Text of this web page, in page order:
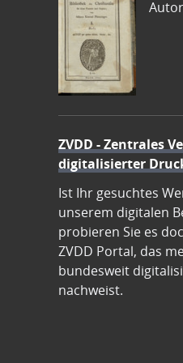
ZVDD - Zentrales
digitalisierter
Ist Ihr gesuchtes
unserem digitalen
probieren Sie es
ZVDD Portal, das
bundesweit
nachweist.